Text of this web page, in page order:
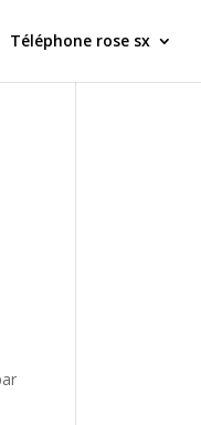
Téléphone rose sx